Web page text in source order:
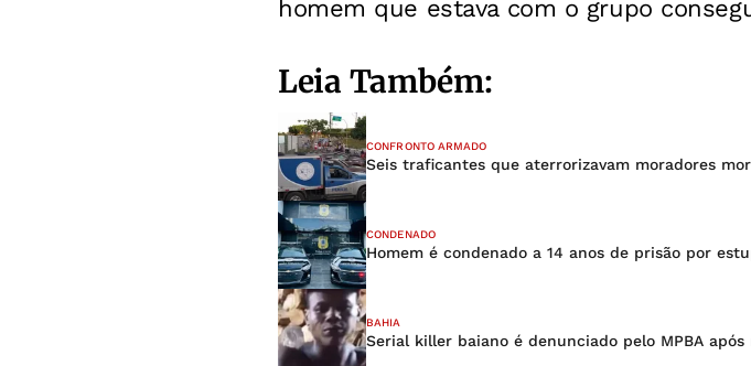
homem que estava com o grupo
Leia Também:
CONFRONTO ARMADO
Seis traficantes que aterrorizavam moradores
CONDENADO
Homem é condenado a 14 anos de prisão por
BAHIA
Serial killer baiano é denunciado pelo MPBA